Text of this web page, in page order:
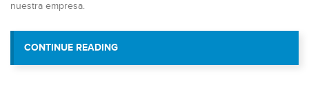
nuestra empresa.
CONTINUE READING